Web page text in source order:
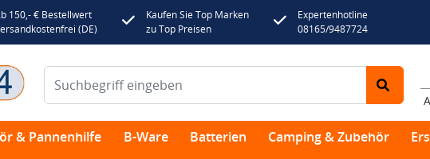
150,- € Bestellwert
(DE)
Kaufen Sie Top Marken
zu Top Preisen
Expertenhotline
08165/9487724
& Pannenhilfe B-Ware Batterien Camping & Zubehör